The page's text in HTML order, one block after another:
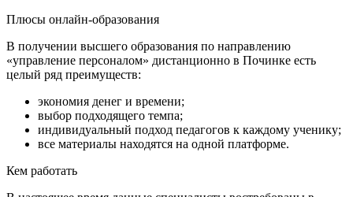
Плюсы онлайн-образования
В получении высшего образования по направлению
«управление персоналом» дистанционно в Починке есть
целый ряд преимуществ:
экономия денег и времени;
выбор подходящего темпа;
индивидуальный подход педагогов к каждому ученику;
все материалы находятся на одной платформе.
Кем работать